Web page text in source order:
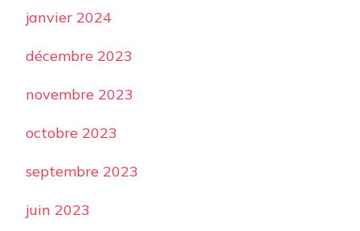
janvier 2024
décembre 2023
novembre 2023
octobre 2023
septembre 2023
juin 2023